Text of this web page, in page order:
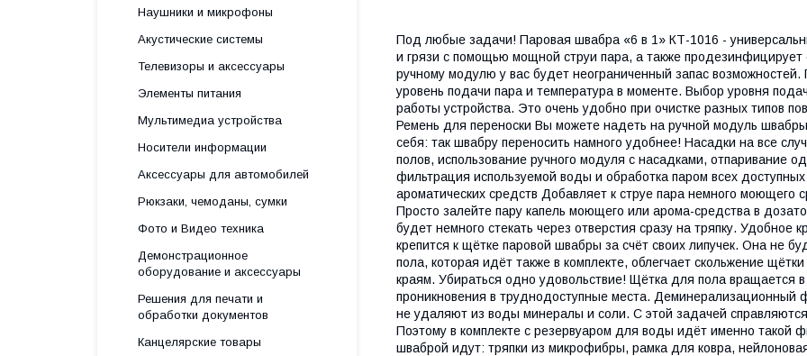
Под любые задачи! Паровая швабра «6 в 1» КТ-1016 -
и грязи с помощью мощной струи пара, а также
ручному модулю у вас будет неограниченный запас
уровень подачи пара и температура в моменте. Выбор уровня
работы устройства. Это очень удобно при очистке разных типов
Ремень для переноски Вы можете надеть на ручной модуль
себя: так швабру переносить намного удобнее! Насадки на все
полов, использование ручного модуля с насадками, отпаривание
фильтрация используемой воды и обработка паром всех
ароматических средств Добавляет к струе пара немного моющего
Просто залейте пару капель моющего или арома-средства в
будет немного стекать через отверстия сразу на тряпку. Удобное
крепится к щётке паровой швабры за счёт своих липучек. Она не
пола, которая идёт также в комплекте, облегчает скольжение
краям. Убираться одно удовольствие! Щётка для пола вращается
проникновения в труднодоступные места.
не удаляют из воды минералы и соли. С этой задачей
Поэтому в комплекте с резервуаром для воды идёт именно такой
шваброй идут: тряпки из микрофибры, рамка для ковра,
Наушники и микрофоны
Акустические системы
Телевизоры и аксессуары
Элементы питания
Мультимедиа устройства
Носители информации
Аксессуары для автомобилей
Рюкзаки, чемоданы, сумки
Фото и Видео техника
Демонстрационное
оборудование и аксессуары
Решения для печати и
обработки документов
Канцелярские товары